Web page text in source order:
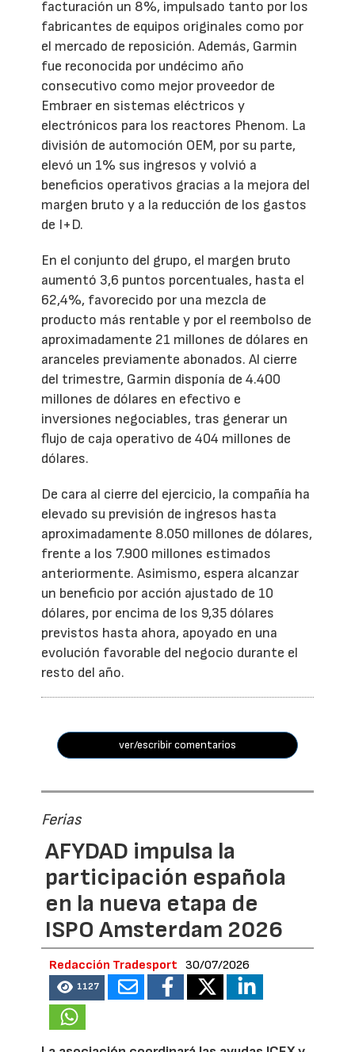
facturación un 8%, impulsado tanto por los
fabricantes de equipos originales como por
el mercado de reposición. Además, Garmin
fue reconocida por undécimo año
consecutivo como mejor proveedor de
Embraer en sistemas eléctricos y
electrónicos para los reactores Phenom. La
división de automoción OEM, por su parte,
elevó un 1% sus ingresos y volvió a
beneficios operativos gracias a la mejora del
margen bruto y a la reducción de los gastos
de I+D.
En el conjunto del grupo, el margen bruto
aumentó 3,6 puntos porcentuales, hasta el
62,4%, favorecido por una mezcla de
producto más rentable y por el reembolso de
aproximadamente 21 millones de dólares en
aranceles previamente abonados. Al cierre
del trimestre, Garmin disponía de 4.400
millones de dólares en efectivo e
inversiones negociables, tras generar un
flujo de caja operativo de 404 millones de
dólares.
De cara al cierre del ejercicio, la compañía ha
elevado su previsión de ingresos hasta
aproximadamente 8.050 millones de dólares,
frente a los 7.900 millones estimados
anteriormente. Asimismo, espera alcanzar
un beneficio por acción ajustado de 10
dólares, por encima de los 9,35 dólares
previstos hasta ahora, apoyado en una
evolución favorable del negocio durante el
resto del año.
ver/escribir comentarios
Ferias
AFYDAD impulsa la
participación española
en la nueva etapa de
ISPO Amsterdam 2026
Redacción Tradesport 30/07/2026
1127